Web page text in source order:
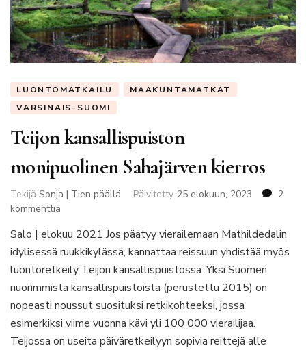
LUONTOMATKAILU
MAAKUNTAMATKAT
VARSINAIS-SUOMI
Teijon kansallispuiston
monipuolinen Sahajärven kierros
Tekijä Sonja | Tien päällä Päivitetty 25 elokuun, 2023
2
kommenttia
kansallispuiston
monipuolinen
Sahajärven
kierros
Salo | elokuu 2021 Jos päätyy vierailemaan Mathildedalin
idylisessä ruukkikylässä, kannattaa reissuun yhdistää myös
luontoretkeily Teijon kansallispuistossa. Yksi Suomen
nuorimmista kansallispuistoista (perustettu 2015) on
nopeasti noussut suosituksi retkikohteeksi, jossa
esimerkiksi viime vuonna kävi yli 100 000 vierailijaa.
Teijossa on useita päiväretkeilyyn sopivia reittejä alle